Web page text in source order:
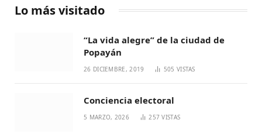
Lo más visitado
“La vida alegre” de la ciudad de
Popayán
26 DICIEMBRE, 2019 505 VISTAS
Conciencia electoral
5 MARZO, 2026 257VISTAS